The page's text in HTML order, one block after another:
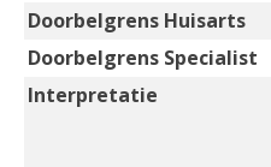
Doorbelgrens Huisarts
Doorbelgrens Specialist
Interpretatie